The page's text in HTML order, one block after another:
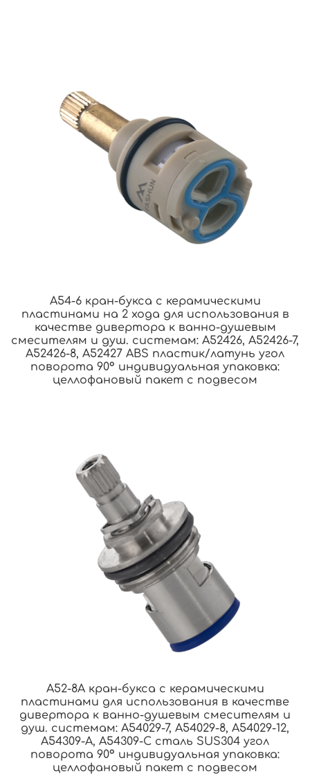
A54-6 кран-букса с керамическими
пластинами на 2 хода для использования в
качестве дивертора к ванно-душевым
смесителям и душ. системам: A52426, A52426-7,
A52426-8, A52427 ABS пластик/латунь угол
поворота 90° индивидуальная упаковка:
целлофановый пакет с подвесом
A52-8A кран-букса с керамическими
пластинами для использования в качестве
дивертора к ванно-душевым смесителям и
душ. системам: A54029-7, A54029-8, A54029-12,
A54309-A, A54309-C сталь SUS304 угол
поворота 90° индивидуальная упаковка:
целлофановый пакет с подвесом